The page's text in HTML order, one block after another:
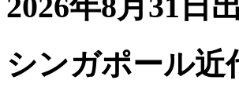
シンガポール近